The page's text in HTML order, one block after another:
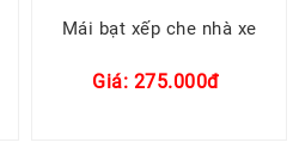
Mái bạt xếp che nhà xe
Giá: 275.000đ